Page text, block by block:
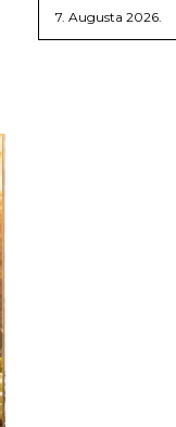
7. Augusta 2026.